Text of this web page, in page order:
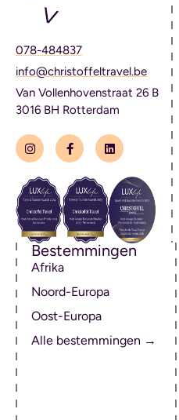
078-484837
info@christoffeltravel.be
Van Vollenhovenstraat 26 B
3016 BH Rotterdam
Bestemmingen
Afrika
Noord-Europa
Oost-Europa
Alle bestemmingen →